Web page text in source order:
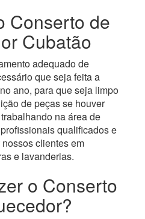
Conserto de
Cubatão
adequado de
que seja feita a
ano, para que seja limpo
de peças se houver
na área de
qualificados e
clientes em
e lavanderias.
o Conserto